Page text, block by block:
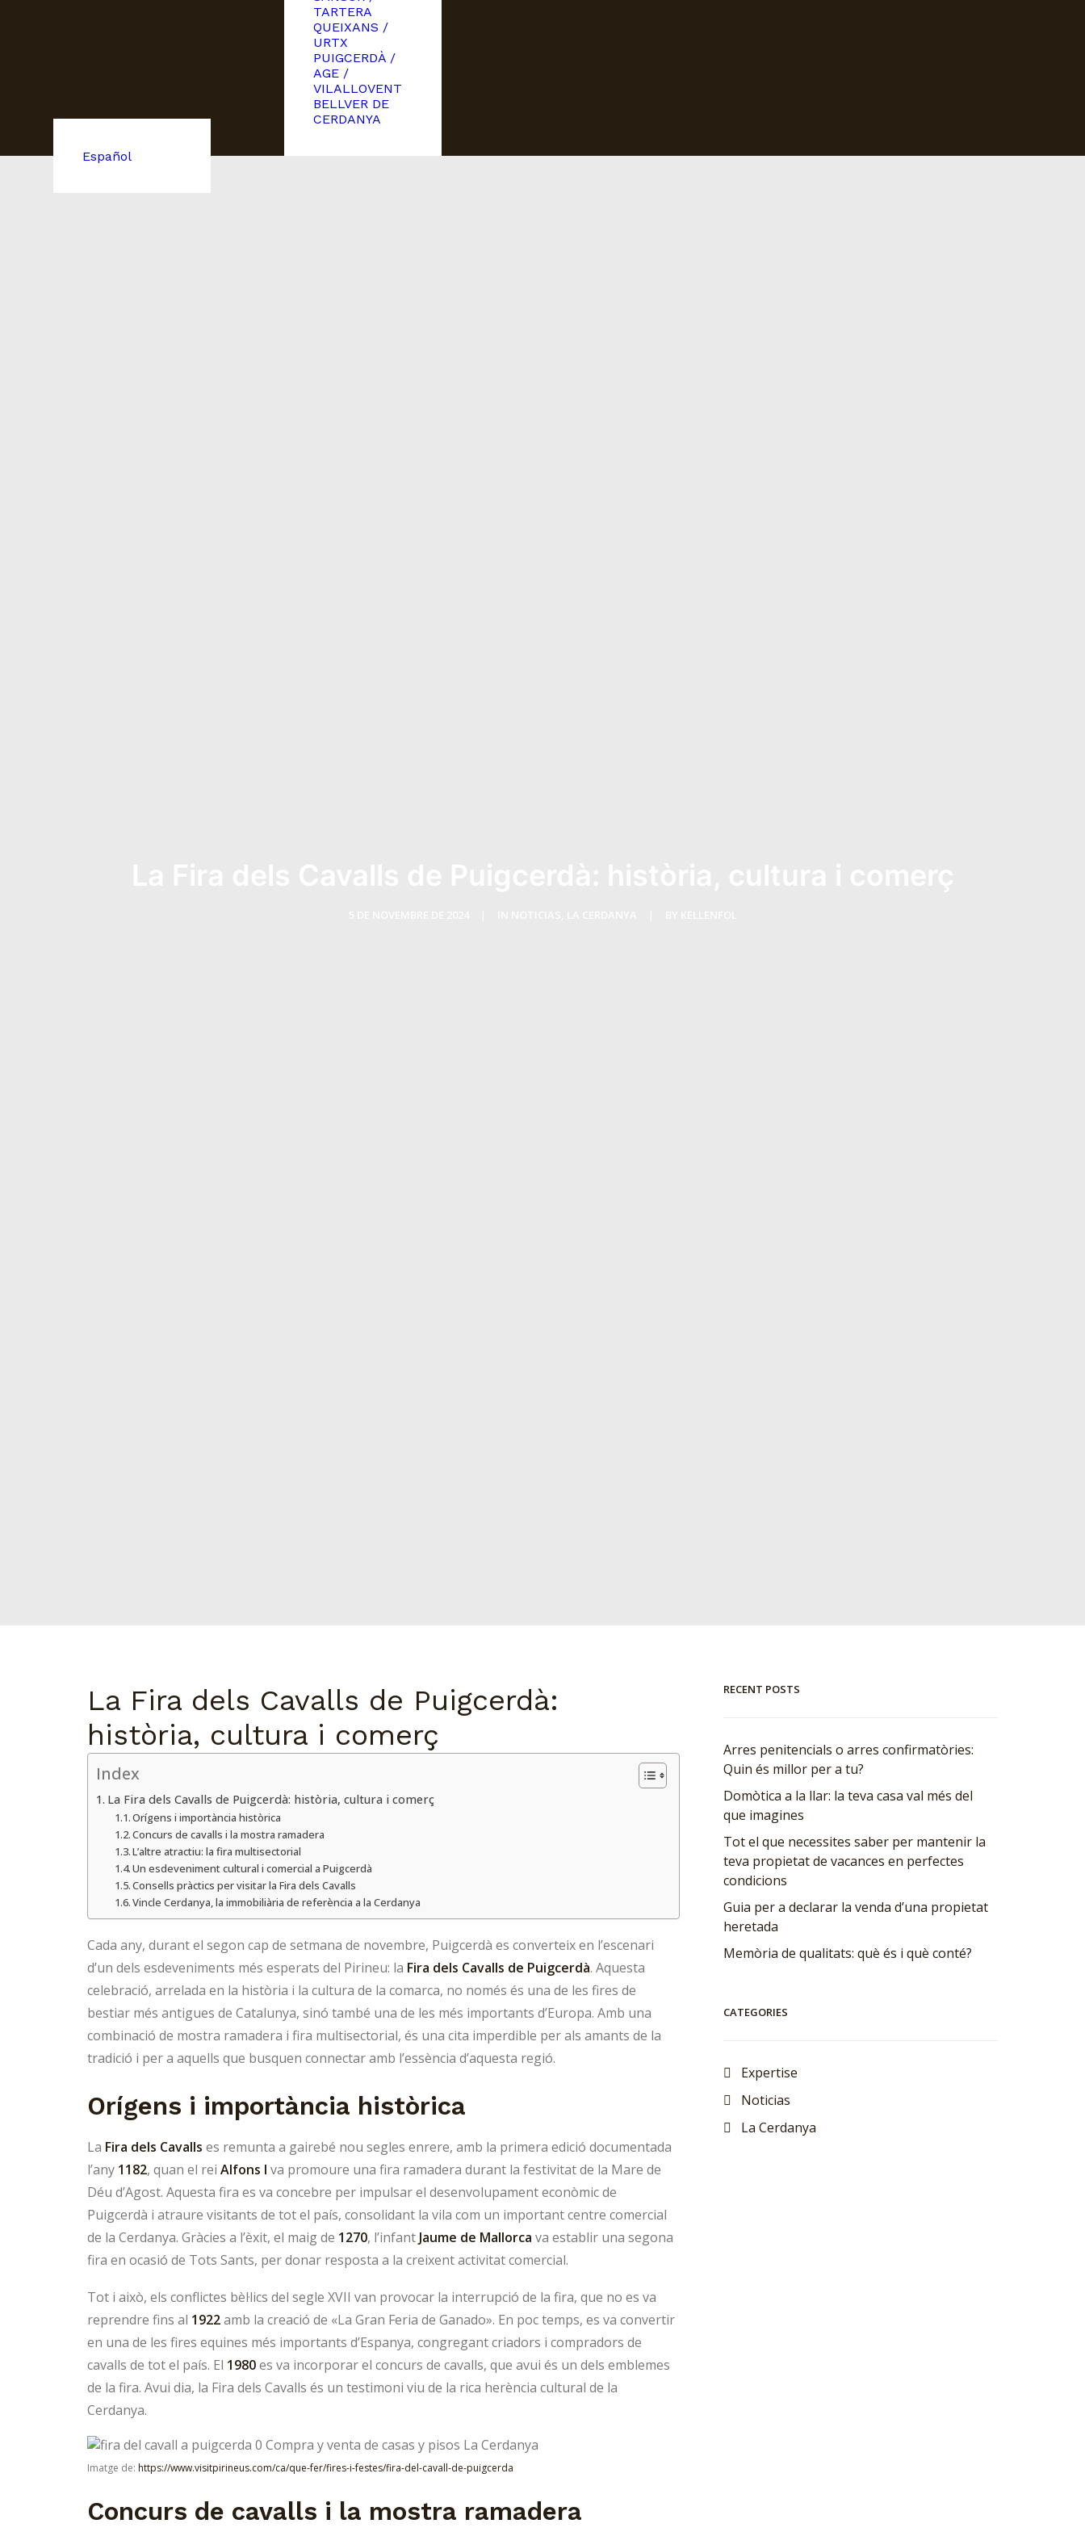
Español
TARTERA
QUEIXANS /
URTX
PUIGCERDÀ /
AGE /
VILALLOVENT
BELLVER DE
CERDANYA
La Fira dels Cavalls de Puigcerdà:
història, cultura i comerç
Index
La Fira dels Cavalls de Puigcerdà: història, cultura i comerç
Orígens i importància històrica
Concurs de cavalls i la mostra ramadera
L’altre atractiu: la fira multisectorial
Un esdeveniment cultural i comercial a Puigcerdà
Consells pràctics per visitar la Fira dels Cavalls
Vincle Cerdanya, la immobiliària de referència a la Cerdanya
Cada any, durant el segon cap de setmana de novembre, Puigcerdà es converteix en l’escenari
d’un dels esdeveniments més esperats del Pirineu: la Fira dels Cavalls de Puigcerdà. Aquesta
celebració, arrelada en la història i la cultura de la comarca, no només és una de les fires de
bestiar més antigues de Catalunya, sinó també una de les més importants d’Europa. Amb una
combinació de mostra ramadera i fira multisectorial, és una cita imperdible per als amants de la
tradició i per a aquells que busquen connectar amb l’essència d’aquesta regió.
Orígens i importància històrica
La Fira dels Cavalls es remunta a gairebé nou segles enrere, amb la primera edició documentada
l’any 1182, quan el rei Alfons I va promoure una fira ramadera durant la festivitat de la Mare de
Déu d’Agost. Aquesta fira es va concebre per impulsar el desenvolupament econòmic de
Puigcerdà i atraure visitants de tot el país, consolidant la vila com un important centre comercial
de la Cerdanya. Gràcies a l’èxit, el maig de 1270, l’infant Jaume de Mallorca va establir una segona
fira en ocasió de Tots Sants, per donar resposta a la creixent activitat comercial.
Tot i això, els conflictes bèl·lics del segle XVII van provocar la interrupció de la fira, que no es va
reprendre fins al 1922amb la creació de «La Gran Feria de Ganado». En poc temps, es va convertir
en una de les fires equines més importants d’Espanya, congregant criadors i compradors de
cavalls de tot el país. El 1980es va incorporar el concurs de cavalls, que avui és un dels emblemes
de la fira. Avui dia, la Fira dels Cavalls és un testimoni viu de la rica herència cultural de la
Cerdanya.
Imatge de: https://www.visitpirineus.com/ca/que-fer/fires-i-festes/fira-del-cavall-de-puigcerda
Concurs de cavalls i la mostra ramadera
RECENT POSTS
Arres penitencials o arres confirmatòries:
Quin és millor per a tu?
Domòtica a la llar: la teva casa val més del
que imagines
Tot el que necessites saber per mantenir la
teva propietat de vacances en perfectes
condicions
Guia per a declarar la venda d’una propietat
heretada
Memòria de qualitats: què és i què conté?
CATEGORIES
Expertise
Noticias
La Cerdanya